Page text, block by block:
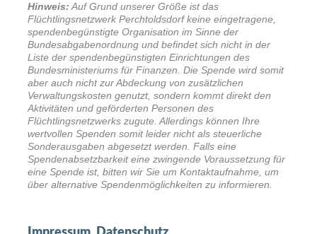
Hinweis: Auf Grund unserer Größe ist das
Flüchtlingsnetzwerk Perchtoldsdorf keine eingetragene,
spendenbegünstigte Organisation im Sinne der
Bundesabgabenordnung und befindet sich nicht in der
Liste der spendenbegünstigten Einrichtungen des
Bundesministeriums für Finanzen. Die Spende wird somit
aber auch nicht zur Abdeckung von zusätzlichen
Verwaltungskosten genutzt, sondern kommt direkt den
Aktivitäten und geförderten Personen des
Flüchtlingsnetzwerks zugute. Allerdings können Ihre
wertvollen Spenden somit leider nicht als steuerliche
Sonderausgaben abgesetzt werden. Falls eine
Spendenabsetzbarkeit eine zwingende Voraussetzung für
eine Spende ist, bitten wir Sie um Kontaktaufnahme, um
über alternative Spendenmöglichkeiten zu informieren.